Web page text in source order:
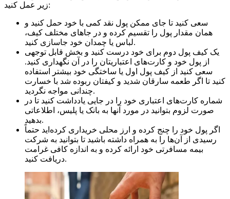
زیر عمل کنید:
سعی کنید تا جای ممکن پول نقد کمی با خود حمل کنید و
همان مقدار پول را تقسیم کرده و در جاهای مختلف کیف،
لباس یا چمدان خود جاسازی کنید.
یک کیف پول دوم برای خود درست کنید و بخش قابل توجهی
از پول خود و کارت‌های اعتباریتان را در آن نگهداری کنید.
سعی کنید از کیف پول اول یا ساختگی خود بیشتر استفاده
کنید تا اگر طعمه سارقان شدید و کیفتان ربوده شد با خسارت
چندانی مواجه نگردید.
شماره کارت‌های اعتباری خود را در جایی یادداشت کنید تا در
صورت لزوم بتوانید در مورد آنها به بانک یا پلیس، اطلاعاتی
بدهید.
اگر پول خود را چنج کرده و ارز محلی خریداری کرده‌اید حتماً
رسیدی از آن‌ها را به همراه داشته باشید تا بتوانید به شرکت
بیمه مسافرتی خود ارائه کرده و به اندازه کافی غرامت
دریافت کنید.